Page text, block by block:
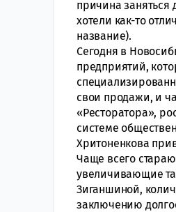
причина
хотели как-то
название).
Сегодня в
предприятий,
свои продажи, и
«Ресторатора»,
системе
Хритоненкова
Чаще всего
увеличивающие
Зиганшиной,
заключению